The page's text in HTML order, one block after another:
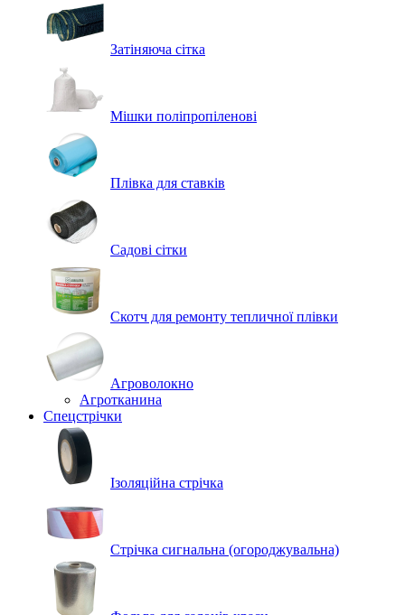
Затіняюча сітка
Мішки поліпропіленові
Плівка для ставків
Садові сітки
Скотч для ремонту тепличної плівки
Агроволокно
Агротканина
Спецстрічки
Ізоляційна стрічка
Стрічка сигнальна (огороджувальна)